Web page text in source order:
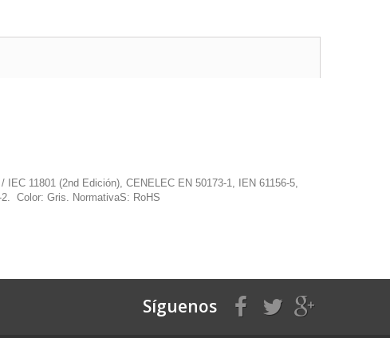
11801 (2nd Edición), CENELEC EN 50173-1, IEN 61156-5,
Color: Gris. NormativaS: RoHS
Síguenos